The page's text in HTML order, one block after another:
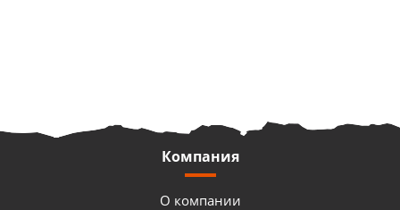
Компания
О компании